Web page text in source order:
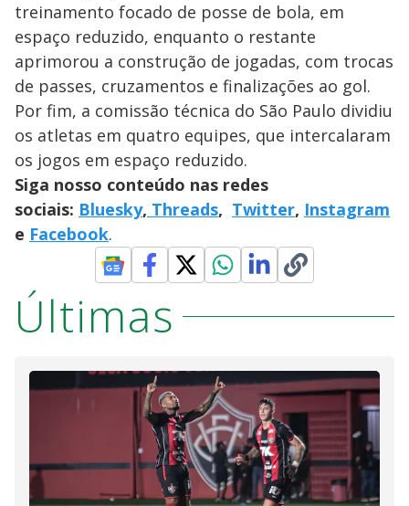
treinamento focado de posse de bola, em
espaço reduzido, enquanto o restante
aprimorou a construção de jogadas, com trocas
de passes, cruzamentos e finalizações ao gol.
Por fim, a comissão técnica do São Paulo dividiu
os atletas em quatro equipes, que intercalaram
os jogos em espaço reduzido.
Siga nosso conteúdo nas redes
sociais: Bluesky, Threads, Twitter, Instagram
e Facebook.
Últimas